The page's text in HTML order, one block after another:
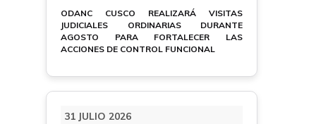
ODANC CUSCO REALIZARÁ VISITAS
JUDICIALES ORDINARIAS DURANTE
AGOSTO PARA FORTALECER LAS
ACCIONES DE CONTROL FUNCIONAL
31 JULIO 2026